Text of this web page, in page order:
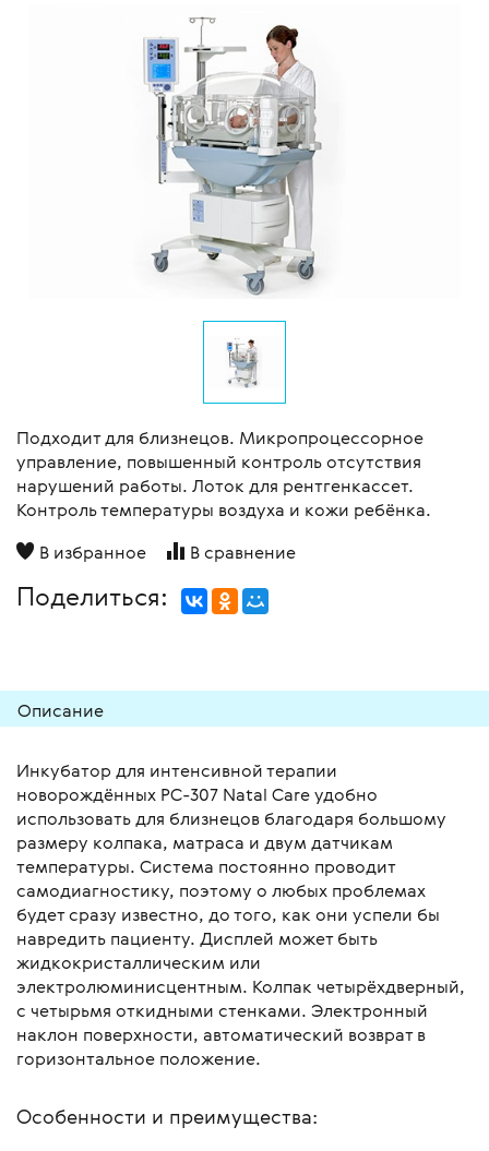
Подходит для близнецов. Микропроцессорное
управление, повышенный контроль отсутствия
нарушений работы. Лоток для рентгенкассет.
Контроль температуры воздуха и кожи ребёнка.
В избранное
В сравнение
Поделиться:
Описание
Инкубатор для интенсивной терапии
новорождённых PC-307 Natal Care удобно
использовать для близнецов благодаря большому
размеру колпака, матраса и двум датчикам
температуры. Система постоянно проводит
самодиагностику, поэтому о любых проблемах
будет сразу известно, до того, как они успели бы
навредить пациенту. Дисплей может быть
жидкокристаллическим или
электролюминисцентным. Колпак четырёхдверный,
с четырьмя откидными стенками. Электронный
наклон поверхности, автоматический возврат в
горизонтальное положение.
Особенности и преимущества: